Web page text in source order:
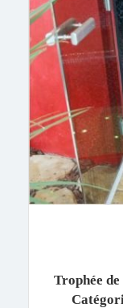
Trophée